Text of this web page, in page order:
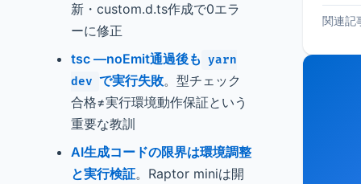
新・custom.d.ts作成で0エラ
ーに修正
tsc —noEmit通過後も yarn
dev で実行失敗。型チェック
合格≠実行環境動作保証という
重要な教訓
AI生成コードの限界は環境調整
と実行検証。Raptor miniは開
関連記